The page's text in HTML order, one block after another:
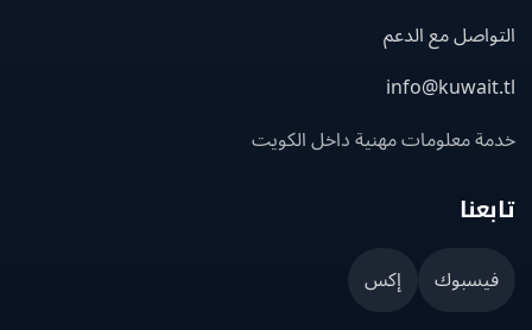
مع الدعم
معلومات مهنية داخل الكويت
إكس